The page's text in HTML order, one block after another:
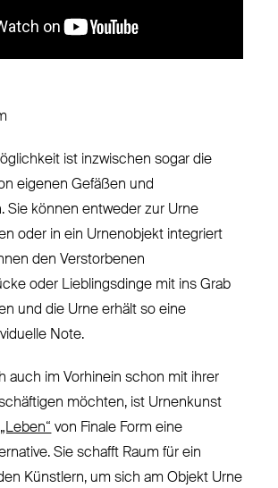
ist inzwischen sogar die
eigenen Gefäßen und
Sie können entweder zur Urne
oder in ein Urnenobjekt integriert
den Verstorbenen
oder Lieblingsdinge mit ins Grab
und die Urne erhält so eine
Note.
auch im Vorhinein schon mit ihrer
möchten, ist Urnenkunst
von Finale Form eine
Sie schafft Raum für ein
Künstlern, um sich am Objekt Urne